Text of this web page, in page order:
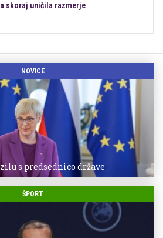
skoraj uničila razmerje
NOVICE
s predsednico države
ŠPORT